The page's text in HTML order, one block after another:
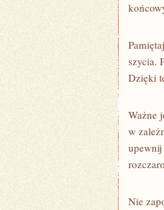
szycia.‌
Dzięki
Ważne
w
Nie